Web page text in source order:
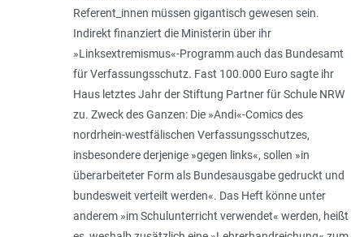
Referent_innen müssen gigantisch gewesen sein.
Indirekt finanziert die Ministerin über ihr
»Linksextremismus«-Programm auch das Bundesamt
für Verfassungsschutz. Fast 100.000 Euro sagte ihr
Haus letztes Jahr der Stiftung Partner für Schule NRW
zu. Zweck des Ganzen: Die »Andi«-Comics des
nordrhein-westfälischen Verfassungsschutzes,
insbesondere derjenige »gegen links«, sollen »in
überarbeiteter Form als Bundesausgabe gedruckt und
bundesweit verteilt werden«. Das Heft könne unter
anderem »im Schulunterricht verwendet« werden, heißt